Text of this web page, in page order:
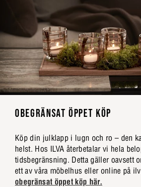
OBEGRÄNSAT ÖPPET KÖP
Köp din julklapp i lugn och ro – den
helst. Hos ILVA återbetalar vi hela
tidsbegränsning. Detta gäller oavsett
ett av våra möbelhus eller online på
obegränsat öppet köp här.